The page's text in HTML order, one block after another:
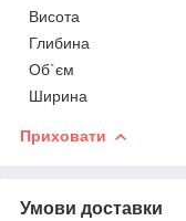
Висота
Глибина
Об`єм
Ширина
Приховати
Умови доставки